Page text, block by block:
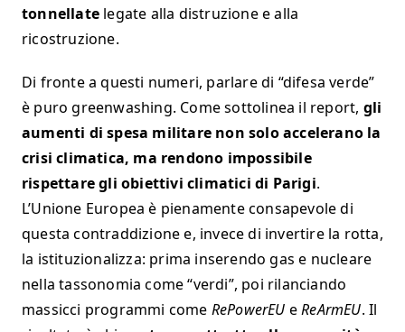
tonnellate legate alla distruzione e alla
ricostruzione.
Di fronte a questi numeri, parlare di “difesa verde”
è puro greenwashing. Come sottolinea il report, gli
aumenti di spesa militare non solo accelerano la
crisi climatica, ma rendono impossibile
rispettare gli obiettivi climatici di Parigi.
L’Unione Europea è pienamente consapevole di
questa contraddizione e, invece di invertire la rotta,
la istituzionalizza: prima inserendo gas e nucleare
nella tassonomia come “verdi”, poi rilanciando
massicci programmi come RePowerEU eReArmEU. Il